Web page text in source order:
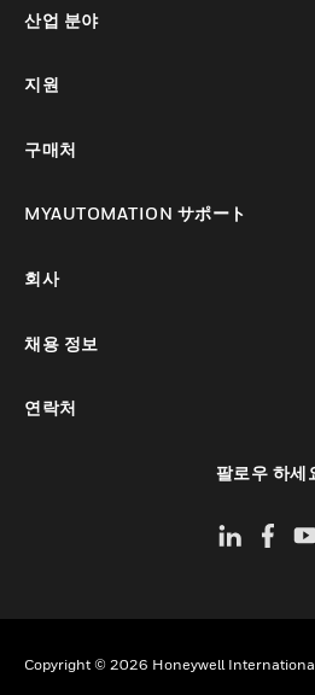
산업 분야
지원
구매처
MYAUTOMATION サポート
회사
채용 정보
연락처
팔로우 하세
Copyright © 2026 Honeywell